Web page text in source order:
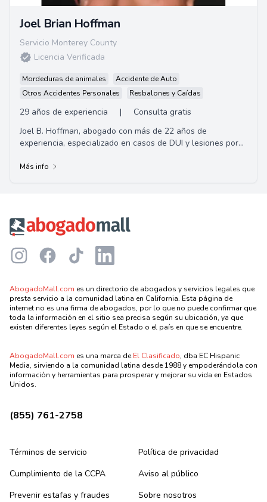
Joel Brian Hoffman
Servicio Monterey County
Licencia Verificada
Mordeduras de animales
Accidente de Auto
Otros Accidentes Personales
Resbalones y Caídas
29 años de experiencia |
Consulta gratis
Joel B. Hoffman, abogado con más de 22 años de
experiencia, especializado en casos de DUI y lesiones por
Más info
InstagramFacebookTikTok LinkedIn
AbogadoMall.com es un directorio de abogados y servicios legales que
presta servicio a la comunidad latina en California. Esta página de
internet no es una firma de abogados, por lo que no puede confirmar que
toda la información en el sitio sea precisa según su ubicación, ya que
existen diferentes leyes según el Estado o el país en que se encuentre.
AbogadoMall.com es una marca deEl Clasificado, dba EC Hispanic
Media, sirviendo a la comunidad latina desde 1988 y empoderándola con
información y herramientas para prosperar y mejorar su vida en Estados
Unidos.
(855) 761-2758
Términos de servicio
Política de privacidad
Cumplimiento de la CCPA
Aviso al público
Prevenir estafas y fraudes
Sobre nosotros